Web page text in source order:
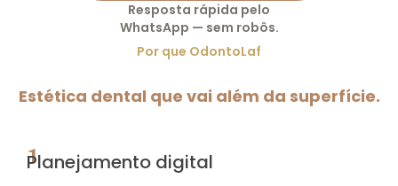
Resposta rápida pelo
WhatsApp — sem robôs.
Por que OdontoLaf
Estética dental que vai além da superfície.
1
Planejamento digital